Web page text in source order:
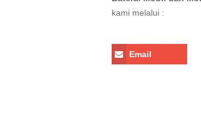
kami melalui :
Email